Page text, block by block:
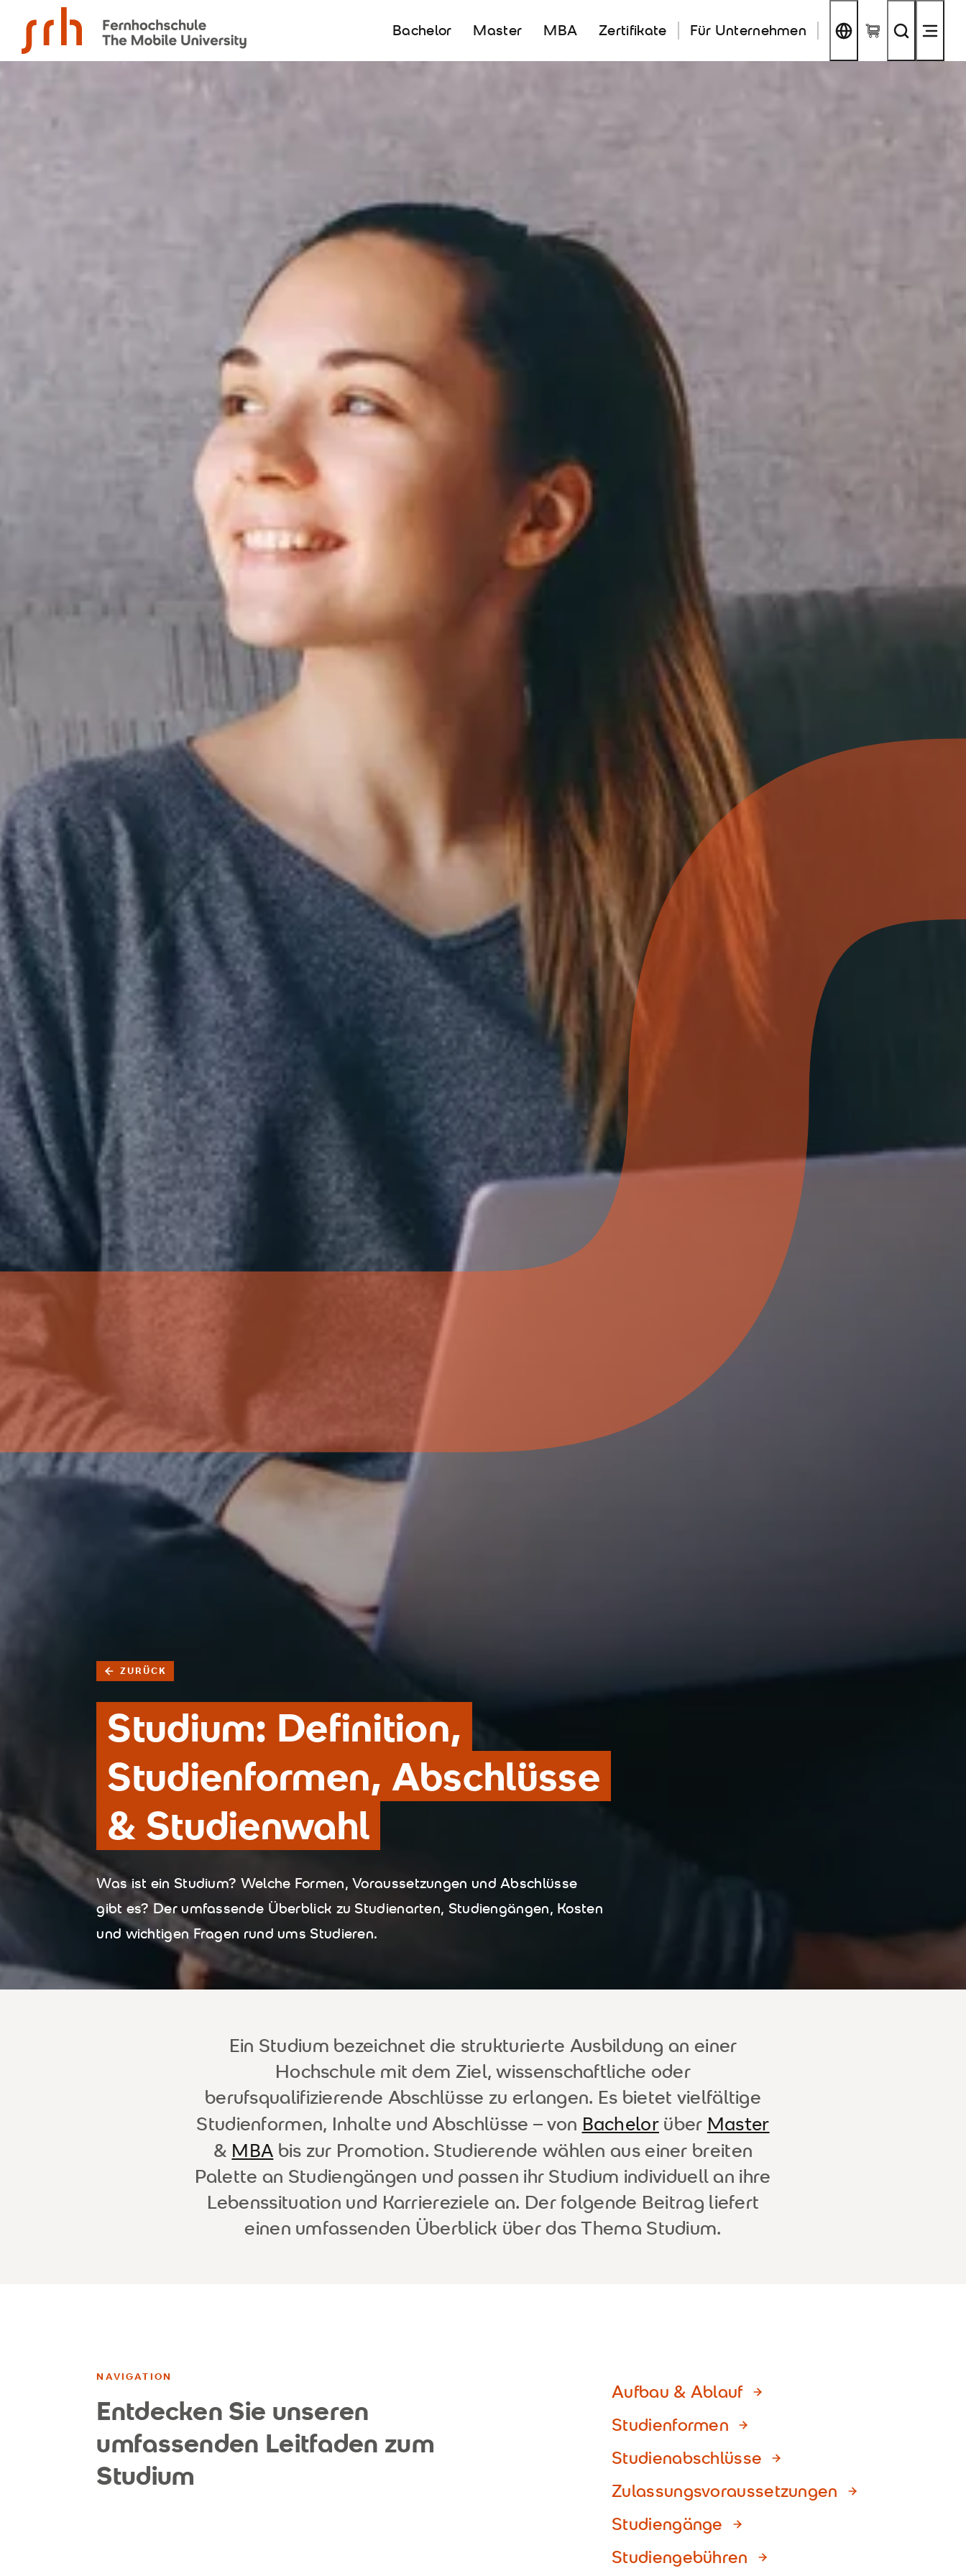
Bachelor Master MBA Zertifikate Für Unternehmen
ZURÜCK
Studium: Definition,
Studienformen, Abschlüsse
& Studienwahl
Was ist ein Studium? Welche Formen, Voraussetzungen und Abschlüsse
gibt es? Der umfassende Überblick zu Studienarten, Studiengängen, Kosten
und wichtigen Fragen rund ums Studieren.
Ein Studium bezeichnet die strukturierte Ausbildung an einer
Hochschule mit dem Ziel, wissenschaftliche oder
berufsqualifizierende Abschlüsse zu erlangen. Es bietet vielfältige
Studienformen, Inhalte und Abschlüsse – von Bachelorüber Master
& MBA bis zur Promotion. Studierende wählen aus einer breiten
Palette an Studiengängen und passen ihr Studium individuell an ihre
Lebenssituation und Karriereziele an. Der folgende Beitrag liefert
einen umfassenden Überblick über das Thema Studium.
NAVIGATION
Entdecken Sie unseren
umfassenden Leitfaden zum
Studium
Aufbau & Ablauf
Studienformen
Studienabschlüsse
Zulassungsvoraussetzungen
Studiengänge
Studiengebühren